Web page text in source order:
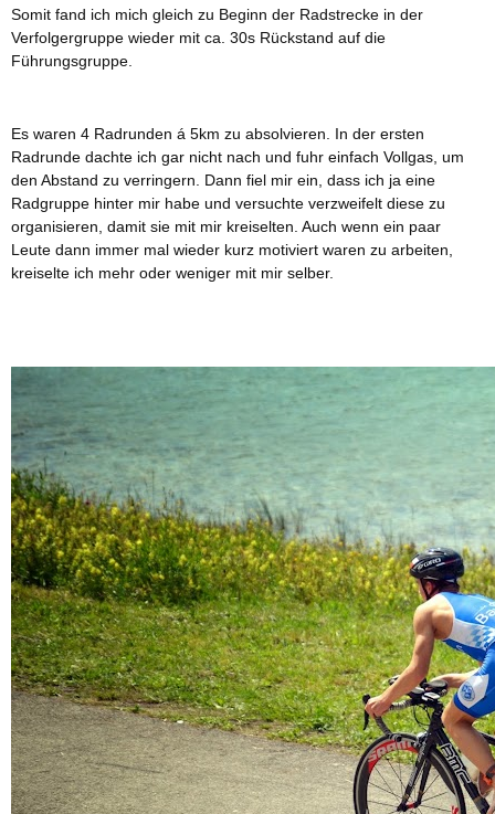
Somit fand ich mich gleich zu Beginn der Radstrecke in der
Verfolgergruppe wieder mit ca. 30s Rückstand auf die
Führungsgruppe.
Es waren 4 Radrunden á 5km zu absolvieren. In der ersten
Radrunde dachte ich gar nicht nach und fuhr einfach Vollgas, um
den Abstand zu verringern. Dann fiel mir ein, dass ich ja eine
Radgruppe hinter mir habe und versuchte verzweifelt diese zu
organisieren, damit sie mit mir kreiselten. Auch wenn ein paar
Leute dann immer mal wieder kurz motiviert waren zu arbeiten,
kreiselte ich mehr oder weniger mit mir selber.